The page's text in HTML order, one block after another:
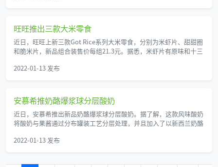
旺旺推出三款大米零食
近日，旺旺上新三款Got Rice系列大米零食，分别为米虾片、甜甜圈
和脆米片，新品组合装售价每组21.3元。据悉，米虾片有原味和十三
2022-01-13 发布
安慕希推奶酪爆浆球分层酸奶
近日，安慕希推出新品奶酪爆浆球分层酸奶。据了解，这款风味酸奶
将酸奶与果酱通过分布罐装工艺分层处理，并且加入了以新西兰奶酪
2022-01-13 发布